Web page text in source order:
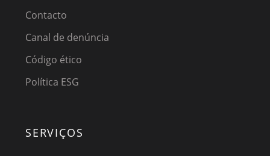
Contacto
Canal de denúncia
Código ético
Política ESG
SERVIÇOS